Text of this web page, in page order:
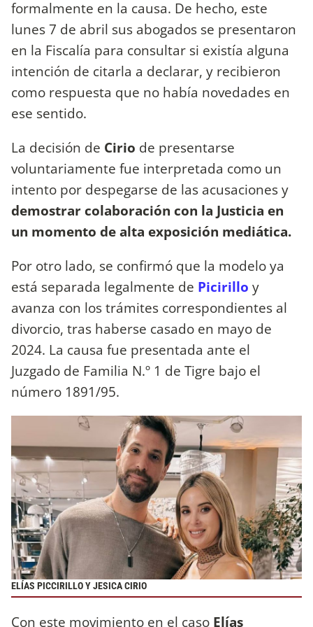
formalmente en la causa. De hecho, este
lunes 7 de abril sus abogados se presentaron
en la Fiscalía para consultar si existía alguna
intención de citarla a declarar, y recibieron
como respuesta que no había novedades en
ese sentido.
La decisión de Cirio de presentarse
voluntariamente fue interpretada como un
intento por despegarse de las acusaciones y
demostrar colaboración con la Justicia en
un momento de alta exposición mediática.
Por otro lado, se confirmó que la modelo ya
está separada legalmente de Picirillo y
avanza con los trámites correspondientes al
divorcio, tras haberse casado en mayo de
2024. La causa fue presentada ante el
Juzgado de Familia N.º 1 de Tigre bajo el
número 1891/95.
ELÍAS PICCIRILLO Y JESICA CIRIO
Con este movimiento en el caso Elías